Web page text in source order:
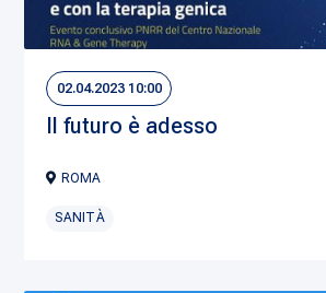
02.04.2023 10:00
Il futuro è adesso
ROMA
SANITÀ